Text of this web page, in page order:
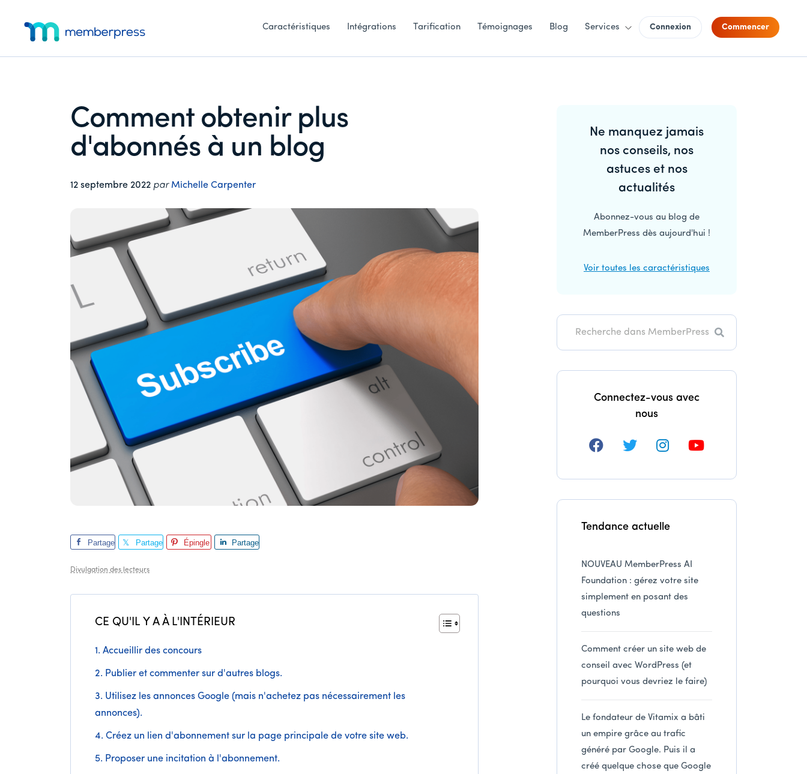
supplémentaire
Caractéristiques Intégrations Tarification Témoignages Blog Services Connexion Commencer
Comment obtenir plus
d'abonnés à un blog
12 septembre 2022 par Michelle Carpenter
Partage
Partage
Épingle
Partage
Divulgation des lecteurs
CE QU'IL Y A À L'INTÉRIEUR
1. Accueillir des concours
2. Publier et commenter sur d'autres blogs.
3. Utilisez les annonces Google (mais n'achetez pas nécessairement les
annonces).
4. Créez un lien d'abonnement sur la page principale de votre site web.
5. Proposer une incitation à l'abonnement.
latérale
principale
Ne manquez jamais
nos conseils, nos
astuces et nos
actualités
Abonnez-vous au blog de
MemberPress dès aujourd'hui !
Voir toutes les caractéristiques
Recherche
Connectez-vous avec
nous
Tendance actuelle
NOUVEAU MemberPress AI
Foundation : gérez votre site
simplement en posant des
questions
Comment créer un site web de
conseil avec WordPress (et
pourquoi vous devriez le faire)
Le fondateur de Vitamix a bâti
un empire grâce au trafic
généré par Google. Puis il a
créé quelque chose que Google